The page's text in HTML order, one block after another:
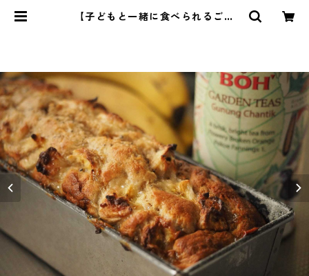
【子どもと一緒に食べられるごは